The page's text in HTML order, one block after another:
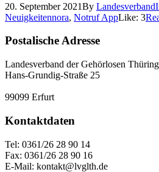
20. September 2021By Landesverband
Neuigkeitennora, Notruf AppLike: 3
Postalische Adresse
Landesverband der Gehörlosen
Hans-Grundig-Straße 25
99099 Erfurt
Kontaktdaten
Tel: 0361/26 28 90 14
Fax: 0361/26 28 90 16
E-Mail: kontakt@lvglth.de